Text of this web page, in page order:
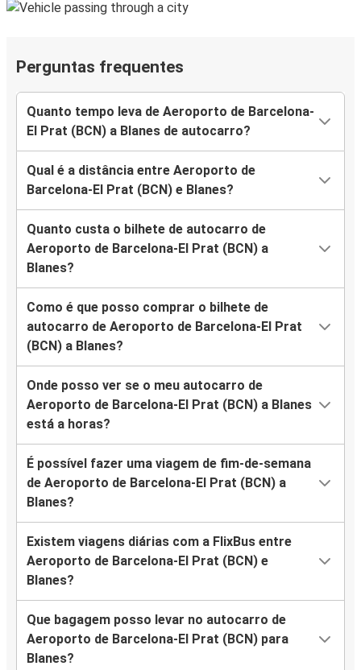
Perguntas frequentes
Quanto tempo leva de Aeroporto de Barcelona-
El Prat (BCN) a Blanes de autocarro?
Qual é a distância entre Aeroporto de
Barcelona-El Prat (BCN) e Blanes?
Quanto custa o bilhete de autocarro de
Aeroporto de Barcelona-El Prat (BCN) a
Blanes?
Como é que posso comprar o bilhete de
autocarro de Aeroporto de Barcelona-El Prat
(BCN) a Blanes?
Onde posso ver se o meu autocarro de
Aeroporto de Barcelona-El Prat (BCN) a Blanes
está a horas?
É possível fazer uma viagem de fim-de-semana
de Aeroporto de Barcelona-El Prat (BCN) a
Blanes?
Existem viagens diárias com a FlixBus entre
Aeroporto de Barcelona-El Prat (BCN) e
Blanes?
Que bagagem posso levar no autocarro de
Aeroporto de Barcelona-El Prat (BCN) para
Blanes?